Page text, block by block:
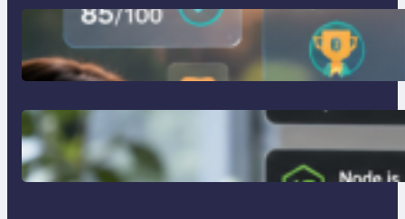
การสร้างระบบ Online Learning ด้วย
Moodle LMS
การจำลอง Server ทดสอบแล็ปด้วย
Laragon